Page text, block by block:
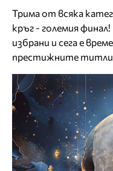
Трима от всяка
кръг - големия
избрани и сега е
престижните титли